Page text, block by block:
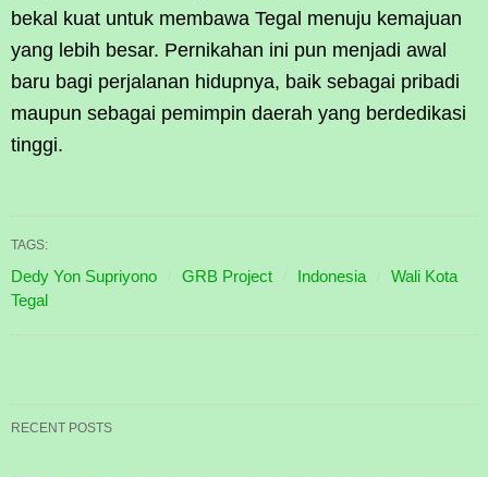
bekal kuat untuk membawa Tegal menuju kemajuan
yang lebih besar. Pernikahan ini pun menjadi awal
baru bagi perjalanan hidupnya, baik sebagai pribadi
maupun sebagai pemimpin daerah yang berdedikasi
tinggi.
TAGS:
Dedy Yon Supriyono GRB Project Indonesia
Wali Kota
Tegal
RECENT POSTS